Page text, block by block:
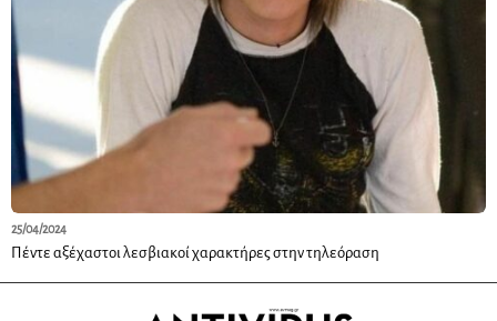
25/04/2024
Πέντε αξέχαστοι λεσβιακοί χαρακτήρες στην τηλεόραση